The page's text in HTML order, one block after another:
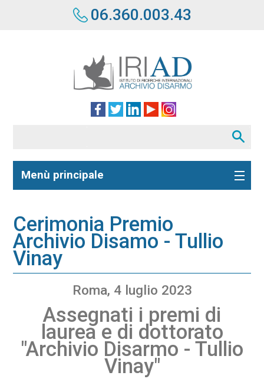
06.360.003.43
Menù principale
Cerimonia Premio
Archivio Disamo - Tullio
Vinay
Roma, 4 luglio 2023
Assegnati i premi di
laurea e di dottorato
"Archivio Disarmo - Tullio
Vinay"